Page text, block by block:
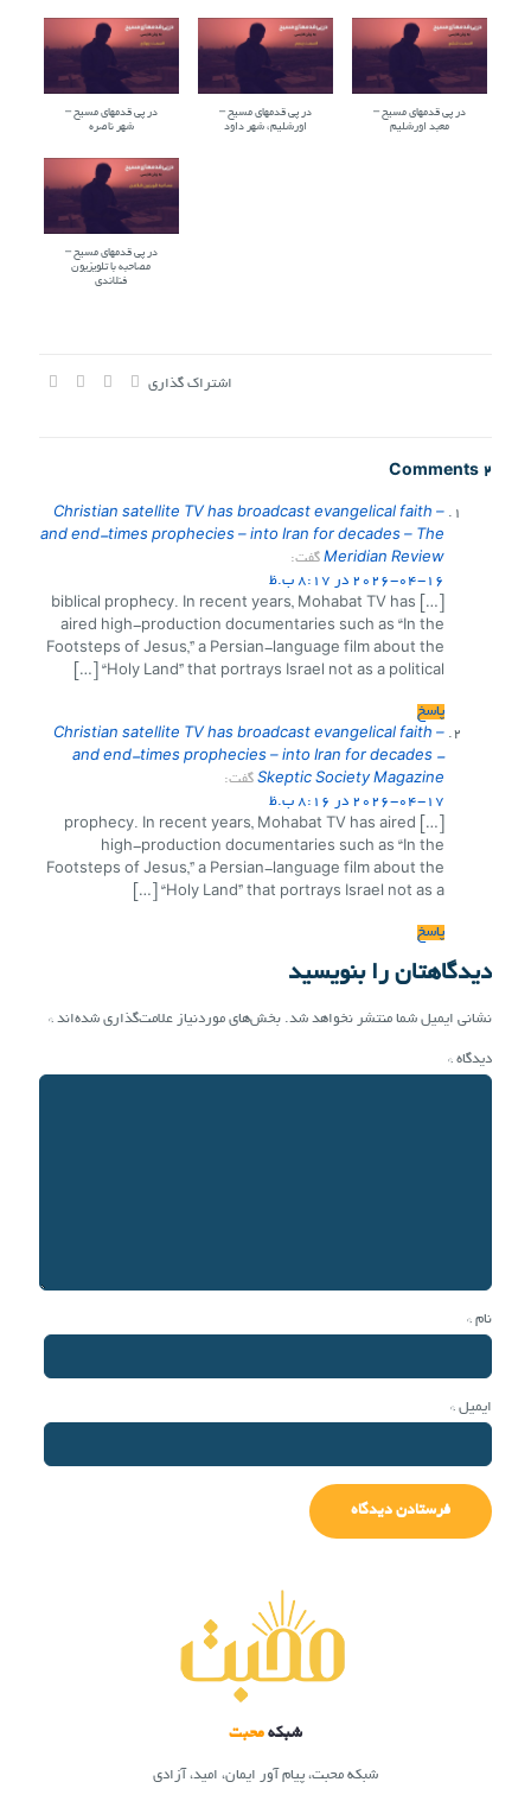
در پی قدمهای مسیح –
شهر ناصره
در پی قدمهای مسیح –
اورشلیم، شهر داود
در پی قدمهای مسیح –
معبد اورشلیم
در پی قدمهای مسیح –
مصاحبه با تلویزیون
فنلاندی
اشتراک گذاری
2 Comments
Christian satellite TV has broadcast evangelical faith –
and end-times prophecies – into Iran for decades – The
Meridian Review گفت:
2026-04-16 در 8:17 ب.ظ
[…] biblical prophecy. In recent years, Mohabat TV has
aired high-production documentaries such as “In the
Footsteps of Jesus,” a Persian-language film about the
“Holy Land” that portrays Israel not as a political […]
پاسخ
Christian satellite TV has broadcast evangelical faith –
and end-times prophecies – into Iran for decades -
Skeptic Society Magazine گفت:
2026-04-17 در 8:16 ب.ظ
[…] prophecy. In recent years, Mohabat TV has aired
high-production documentaries such as “In the
Footsteps of Jesus,” a Persian-language film about the
“Holy Land” that portrays Israel not as a […]
پاسخ
دیدگاهتان را بنویسید
نشانی ایمیل شما منتشر نخواهد شد. بخش‌های موردنیاز علامت‌گذاری شده‌اند *
دیدگاه *
نام *
ایمیل *
شبکه محبت
شبکه محبت، پیام آور ایمان، امید، آزادی